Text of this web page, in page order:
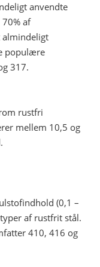
anvendte
af
almindeligt
populære
317.
rustfri
mellem 10,5 og
(0,1 –
af rustfrit stål.
410, 416 og